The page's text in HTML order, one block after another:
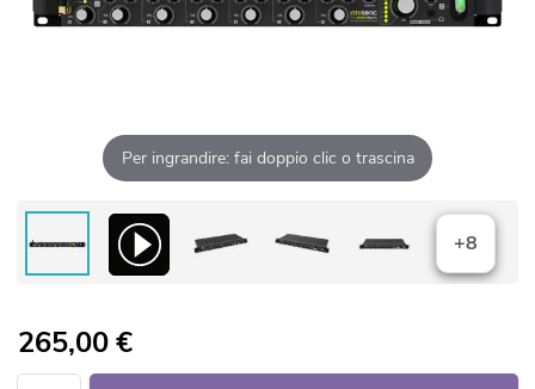
Per ingrandire: fai doppio clic o trascina
+8
265,00€